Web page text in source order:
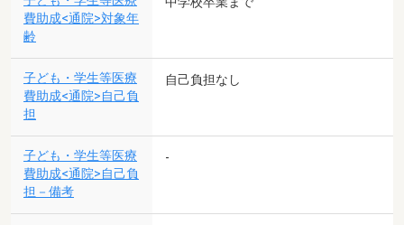
費助成<通院>対象年
齢
子ども・学生等医療
費助成<通院>自己負
担
自己負担なし
子ども・学生等医療
費助成<通院>自己負
担－備考
-